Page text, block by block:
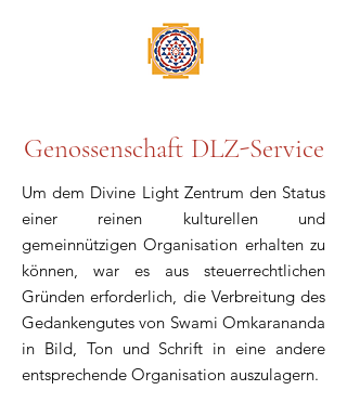
Genossenschaft DLZ-Service
Um dem Divine Light Zentrum den Status
einer reinen kulturellen und
gemeinnützigen Organisation erhalten zu
können, war es aus steuerrechtlichen
Gründen erforderlich, die Verbreitung des
Gedankengutes von Swami Omkarananda
in Bild, Ton und Schrift in eine andere
entsprechende Organisation auszulagern.